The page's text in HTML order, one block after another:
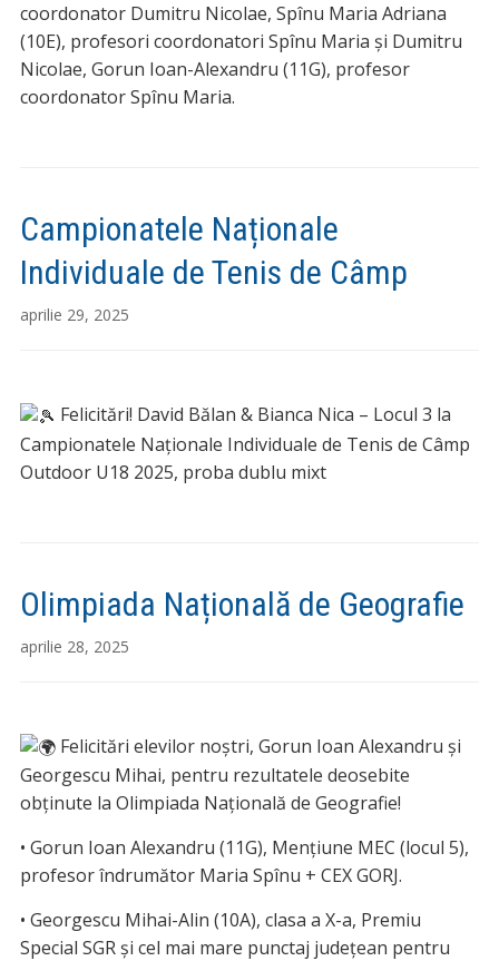
coordonator Dumitru Nicolae, Spînu Maria Adriana
(10E), profesori coordonatori Spînu Maria și Dumitru
Nicolae, Gorun Ioan-Alexandru (11G), profesor
coordonator Spînu Maria.
Campionatele Naționale
Individuale de Tenis de Câmp
aprilie 29, 2025
Felicitări! David Bălan & Bianca Nica – Locul 3 la
Campionatele Naționale Individuale de Tenis de Câmp
Outdoor U18 2025, proba dublu mixt
Olimpiada Națională de Geografie
aprilie 28, 2025
Felicitări elevilor noștri, Gorun Ioan Alexandru și
Georgescu Mihai, pentru rezultatele deosebite
obținute la Olimpiada Națională de Geografie!
• Gorun Ioan Alexandru (11G), Mențiune MEC (locul 5),
profesor îndrumător Maria Spînu + CEX GORJ.
• Georgescu Mihai-Alin (10A), clasa a X-a, Premiu
Special SGR și cel mai mare punctaj județean pentru